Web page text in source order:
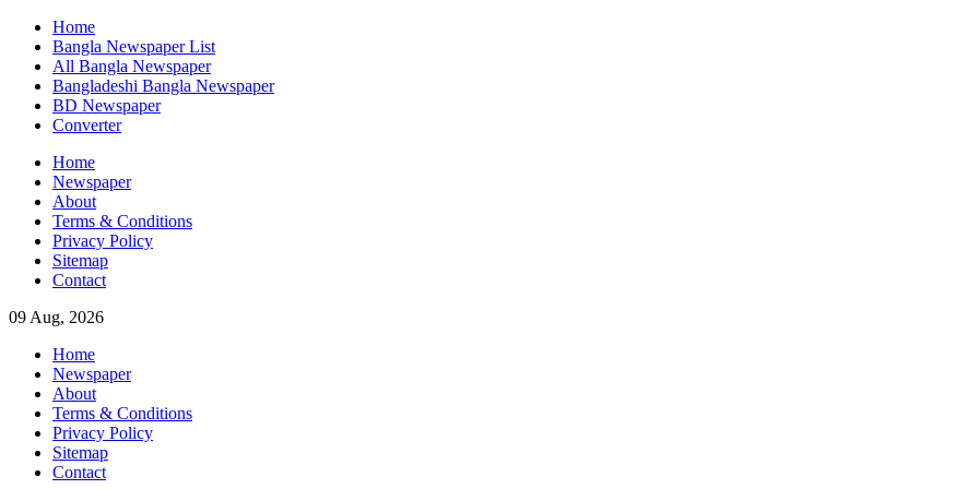
Skip
content
Home
Bangla Newspaper List
All Bangla Newspaper
Bangladeshi Bangla Newspaper
BD Newspaper
Converter
Home
Newspaper
About
Terms & Conditions
Privacy Policy
Sitemap
Contact
09 Aug, 2026
Home
Newspaper
About
Terms & Conditions
Privacy Policy
Sitemap
Contact